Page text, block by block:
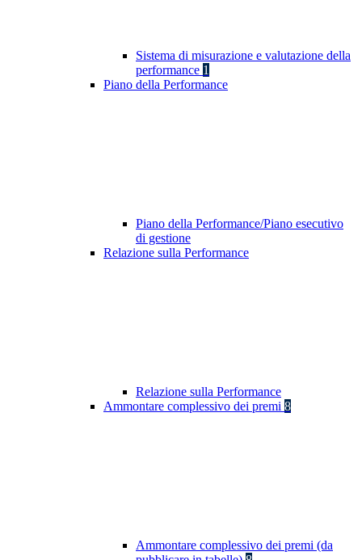
Sistema di misurazione e valutazione della
performance 1
Piano della Performance
Piano della Performance/Piano esecutivo
di gestione
Relazione sulla Performance
Relazione sulla Performance
Ammontare complessivo dei premi 8
Ammontare complessivo dei premi (da